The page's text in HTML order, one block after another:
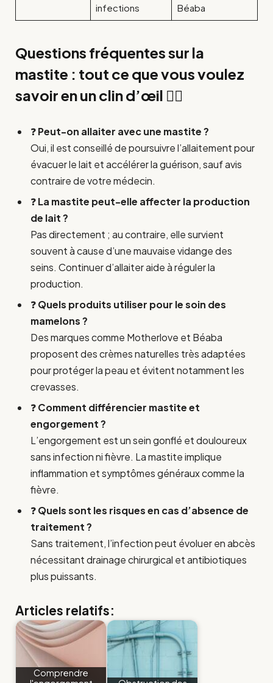
infections
Béaba
Questions fréquentes sur la
mastite : tout ce que vous voulez
savoir en un clin d’œil 👩‍⚕️
❓Peut-on allaiter avec une mastite ?
Oui, il est conseillé de poursuivre l’allaitement pour
évacuer le lait et accélérer la guérison, sauf avis
contraire de votre médecin.
❓La mastite peut-elle affecter la production
de lait ?
Pas directement ; au contraire, elle survient
souvent à cause d’une mauvaise vidange des
seins. Continuer d’allaiter aide à réguler la
production.
❓Quels produits utiliser pour le soin des
mamelons ?
Des marques comme Motherlove et Béaba
proposent des crèmes naturelles très adaptées
pour protéger la peau et évitent notamment les
crevasses.
❓Comment différencier mastite et
engorgement ?
L’engorgement est un sein gonflé et douloureux
sans infection ni fièvre. La mastite implique
inflammation et symptômes généraux comme la
fièvre.
❓Quels sont les risques en cas d’absence de
traitement ?
Sans traitement, l’infection peut évoluer en abcès
nécessitant drainage chirurgical et antibiotiques
plus puissants.
Articles relatifs:
Comprendre